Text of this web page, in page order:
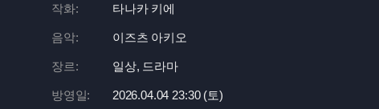
작화: 타나카 키에
음악: 이즈츠 아키오
장르: 일상, 드라마
방영일: 2026.04.04 23:30 (토)